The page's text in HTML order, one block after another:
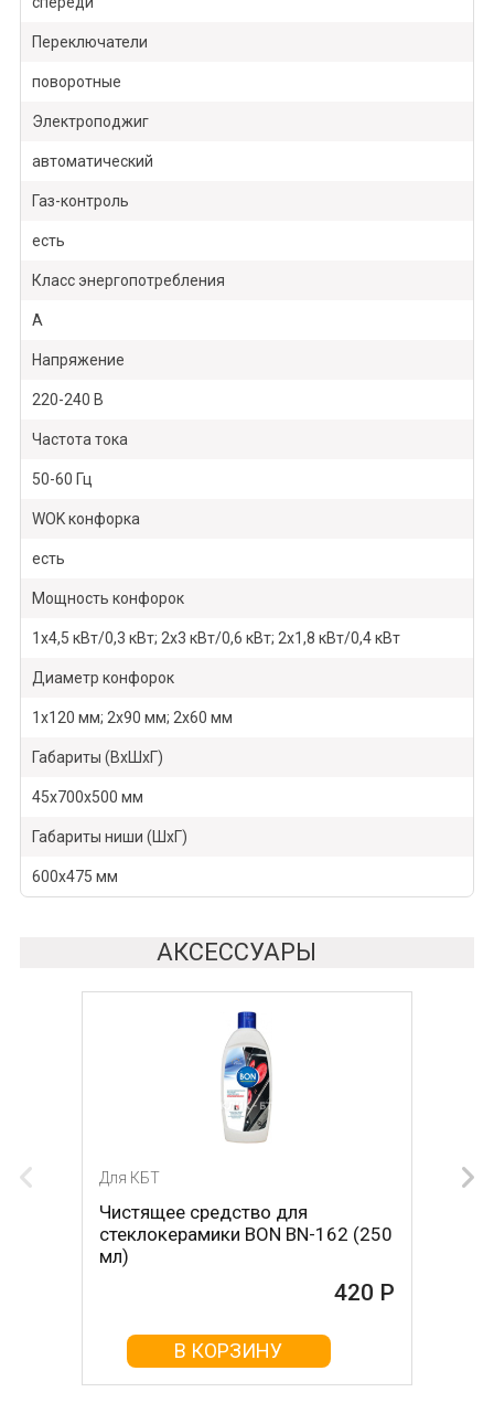
Переключатели
поворотные
Электроподжиг
автоматический
Газ-контроль
есть
Класс энергопотребления
А
Напряжение
220-240 В
Частота тока
50-60 Гц
WOK конфорка
есть
Мощность конфорок
1х4,5 кВт/0,3 кВт; 2x3 кВт/0,6 кВт; 2х1,8 кВт/0,4 кВт
Диаметр конфорок
1х120 мм; 2х90 мм; 2х60 мм
Габариты (ВхШхГ)
45х700х500 мм
Габариты ниши (ШхГ)
600х475 мм
АКСЕССУАРЫ
Для КБТ
Чистящее средство для
стеклокерамики BON BN-162 (250
мл)
420 Р
В КОРЗИНУ
Для КБТ
Скребок для ухода за
стеклокерамикой BON BN-603
В КОРЗИНУ